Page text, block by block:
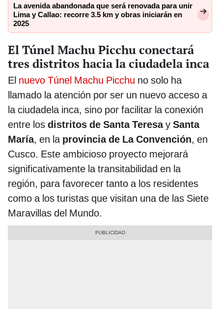
La avenida abandonada que será renovada para unir
Lima y Callao: recorre 3.5 km y obras iniciarán en
2025
El Túnel Machu Picchu conectará
tres distritos hacia la ciudadela inca
El nuevo Túnel Machu Picchu no solo ha
llamado la atención por ser un nuevo acceso a
la ciudadela inca, sino por facilitar la conexión
entre los distritos de Santa Teresay Santa
María, en la provincia de La Convención, en
Cusco. Este ambicioso proyecto mejorará
significativamente la transitabilidad en la
región, para favorecer tanto a los residentes
como a los turistas que visitan una de las Siete
Maravillas del Mundo.